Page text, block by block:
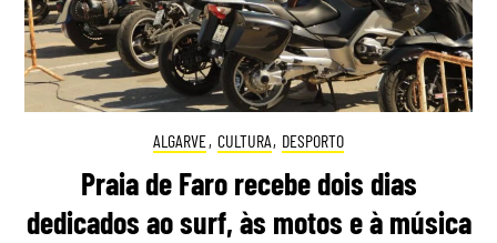
ALGARVE, CULTURA, DESPORTO
Praia de Faro recebe dois dias
dedicados ao surf, às motos e à música